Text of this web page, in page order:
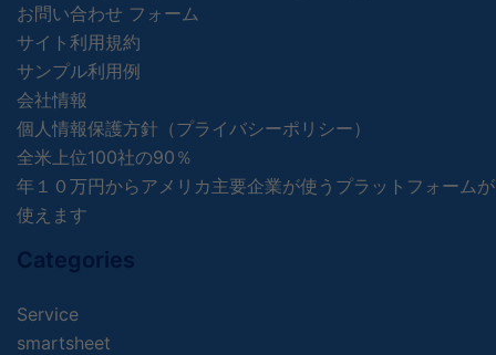
お問い合わせ フォーム
サイト利用規約
サンプル利用例
会社情報
個人情報保護方針（プライバシーポリシー）
全米上位100社の90％
年１０万円からアメリカ主要企業が使うプラットフォームが
使えます
Categories
Service
smartsheet